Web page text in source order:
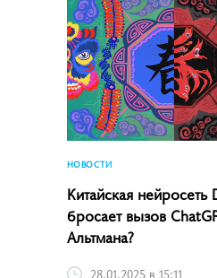
НОВОСТИ
Китайская нейросеть
бросает вызов
Альтмана?
28.01.2025 в 15:11